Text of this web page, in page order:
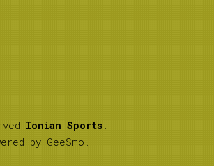
Ionian Sports .
by GeeSmo .